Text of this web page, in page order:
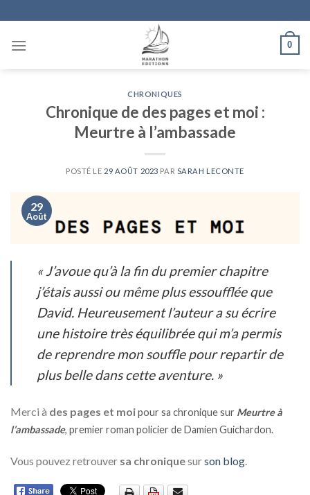
to
content
0
CHRONIQUES
Chronique de des pages et moi :
Meurtre à l’ambassade
POSTÉ LE 29 AOÛT 2023 PAR SARAH LECONTE
29
Août
«J’avoue qu’à la fin du premier chapitre
j’étais aussi ou même plus essoufflée que
David. Heureusement l’auteur a su écrire
une histoire très équilibrée qui m’a permis
de reprendre mon souffle pour repartir de
plus belle dans cette aventure. »
Merci à des pages et moipour sa chronique sur Meurtre à
l’ambassade, premier roman policier de Damien Guichardon.
Vous pouvez retrouver sa chroniquesurson blog